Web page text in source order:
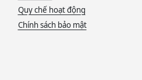
Quy chế hoạt động
Chính sách bảo mật